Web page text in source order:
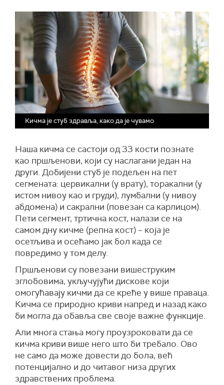
Кичма је стуб здравља, како да је чувамо
Наша кичма се састоји од 33 кости познате
као пршљенови, који су наслагани један на
други. Добијени стуб је подељен на пет
сегмената: цервикални (у врату), торакални (у
истом нивоу као и груди), лумбални (у нивоу
абдомена) и сакрални (повезан са карлицом).
Пети сегмент, тртична кост, налази се на
самом дну кичме (репна кост) – која је
осетљива и осећамо јак бол када се
повредимо у том делу.
Пршљенови су повезани вишеструким
зглобовима, укључујући дискове који
омогућавају кичми да се креће у више праваца.
Кичма се природно криви напред и назад како
би могла да обавља све своје важне функције.
Али многа стања могу проузроковати да се
кичма криви више него што би требало. Ово
не само да може довести до бола, већ
потенцијално и до читавог низа других
здравствених проблема.